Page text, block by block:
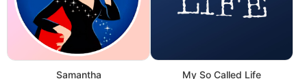
Samantha
My So Called Life